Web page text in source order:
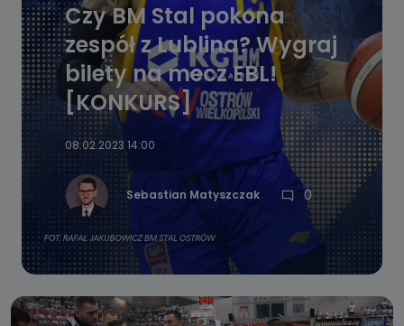
Czy BM Stal pokona
zespół z Lublina? Wygraj
bilety na mecz EBL!
[KONKURS]
08.02.2023 14:00
Sebastian Matyszczak 0